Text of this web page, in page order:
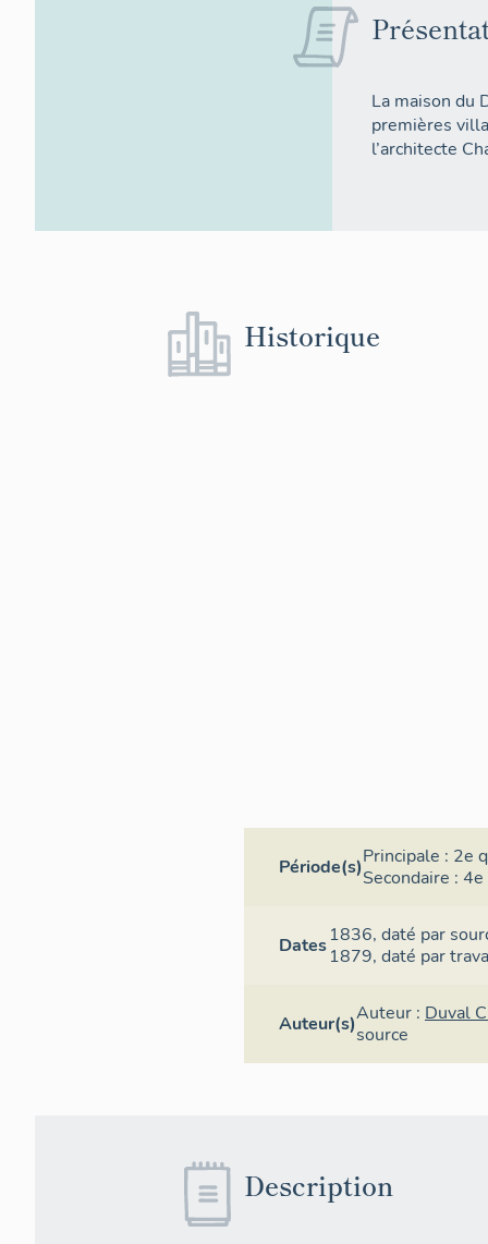
La maison du
premières
l’architecte
Historique
Période(s)Principale : 2e
Secondaire : 4e
Dates1836,daté par
1879,daté par
Auteur(s)Auteur : Duval
source
Description